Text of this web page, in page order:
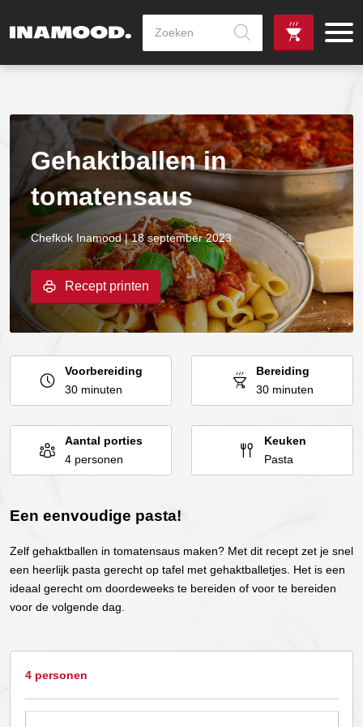
leverdag
mogelijk
vanaf €100,-
Gehaktballen in
tomatensaus
Chefkok Inamood | 18 september 2023
Recept printen
Voorbereiding
30 minuten
Bereiding
30 minuten
Aantal porties
4 personen
Keuken
Pasta
Een eenvoudige pasta!
Zelf gehaktballen in tomatensaus maken? Met dit recept zet je snel
een heerlijk pasta gerecht op tafel met gehaktballetjes. Het is een
ideaal gerecht om doordeweeks te bereiden of voor te bereiden
voor de volgende dag.
4 personen